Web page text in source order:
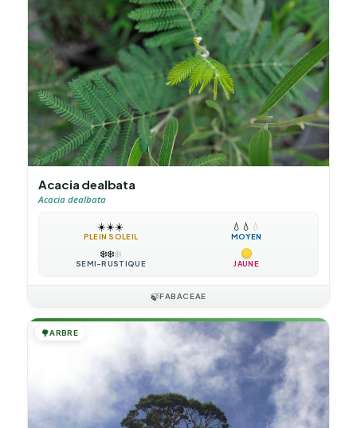
Acacia dealbata
Acacia dealbata
☀️☀️☀️
PLEIN SOLEIL
💧 💧 💧
MOYEN
❄️❄️❄️
SEMI-RUSTIQUE JAUNE
🍃FABACEAE
🌳ARBRE